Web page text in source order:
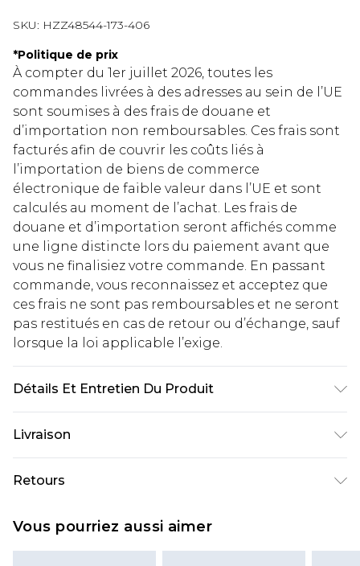
SKU: HZZ48544-173-406
*Politique de prix
À compter du 1er juillet 2026, toutes les
commandes livrées à des adresses au sein de l’UE
sont soumises à des frais de douane et
d’importation non remboursables. Ces frais sont
facturés afin de couvrir les coûts liés à
l’importation de biens de commerce
électronique de faible valeur dans l’UE et sont
calculés au moment de l’achat. Les frais de
douane et d’importation seront affichés comme
une ligne distincte lors du paiement avant que
vous ne finalisiez votre commande. En passant
commande, vous reconnaissez et acceptez que
ces frais ne sont pas remboursables et ne seront
pas restitués en cas de retour ou d’échange, sauf
lorsque la loi applicable l’exige.
Détails Et Entretien Du Produit
Livraison
Livraison standard France
€2.99
Livraison express France
Retours
à compter de la réception pour nous retourner
Vous pourriez aussi aimer